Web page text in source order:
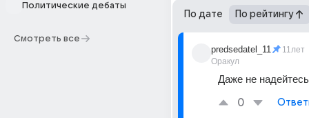
Политические дебаты
Смотреть все
По дате По рейтингу
predsedatel_11
Оракул
11лет
Даже не
0